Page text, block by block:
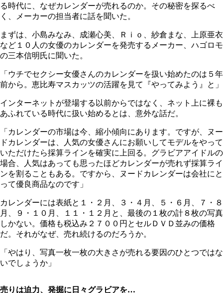
る時代に、なぜカレンダーが売れるのか。その秘密を探るべ
く、メーカーの担当者に話を聞いた。
まずは、小島みなみ、成瀬心美、Ｒｉｏ、紗倉まな、上原亜衣
など１０人の女優のカレンダーを発売するメーカー、ハゴロモ
の三本信明氏に聞いた。
「ウチでセクシー女優さんのカレンダーを扱い始めたのは５年
前から。恵比寿マスカッツの活躍を見て『やってみよう』と」
インターネットが登場する以前からではなく、ネット上に裸も
あふれている時代に扱い始めるとは、意外な話だ。
「カレンダーの市場は今、縮小傾向にあります。ですが、ヌー
ドカレンダーは、人気の女優さんにお願いしてモデルをやって
いただけたら採算ラインを確実に上回る。グラビアアイドルの
場合、人気はあっても思ったほどカレンダーが売れず採算ライ
ンを割ることもある。ですから、ヌードカレンダーは会社にと
って優良商品なのです」
カレンダーには表紙と１・２月、３・４月、５・６月、７・８
月、９・１０月、１１・１２月と、最後の１枚の計８枚の写真
しかない。価格も税込み２７００円とセルＤＶＤ並みの価格
だ。それがなぜ、売れ続けるのだろうか。
「やはり、写真一枚一枚の大きさが売れる要因のひとつではな
いでしょうか」
売りは迫力、発掘に日々グラビアを…